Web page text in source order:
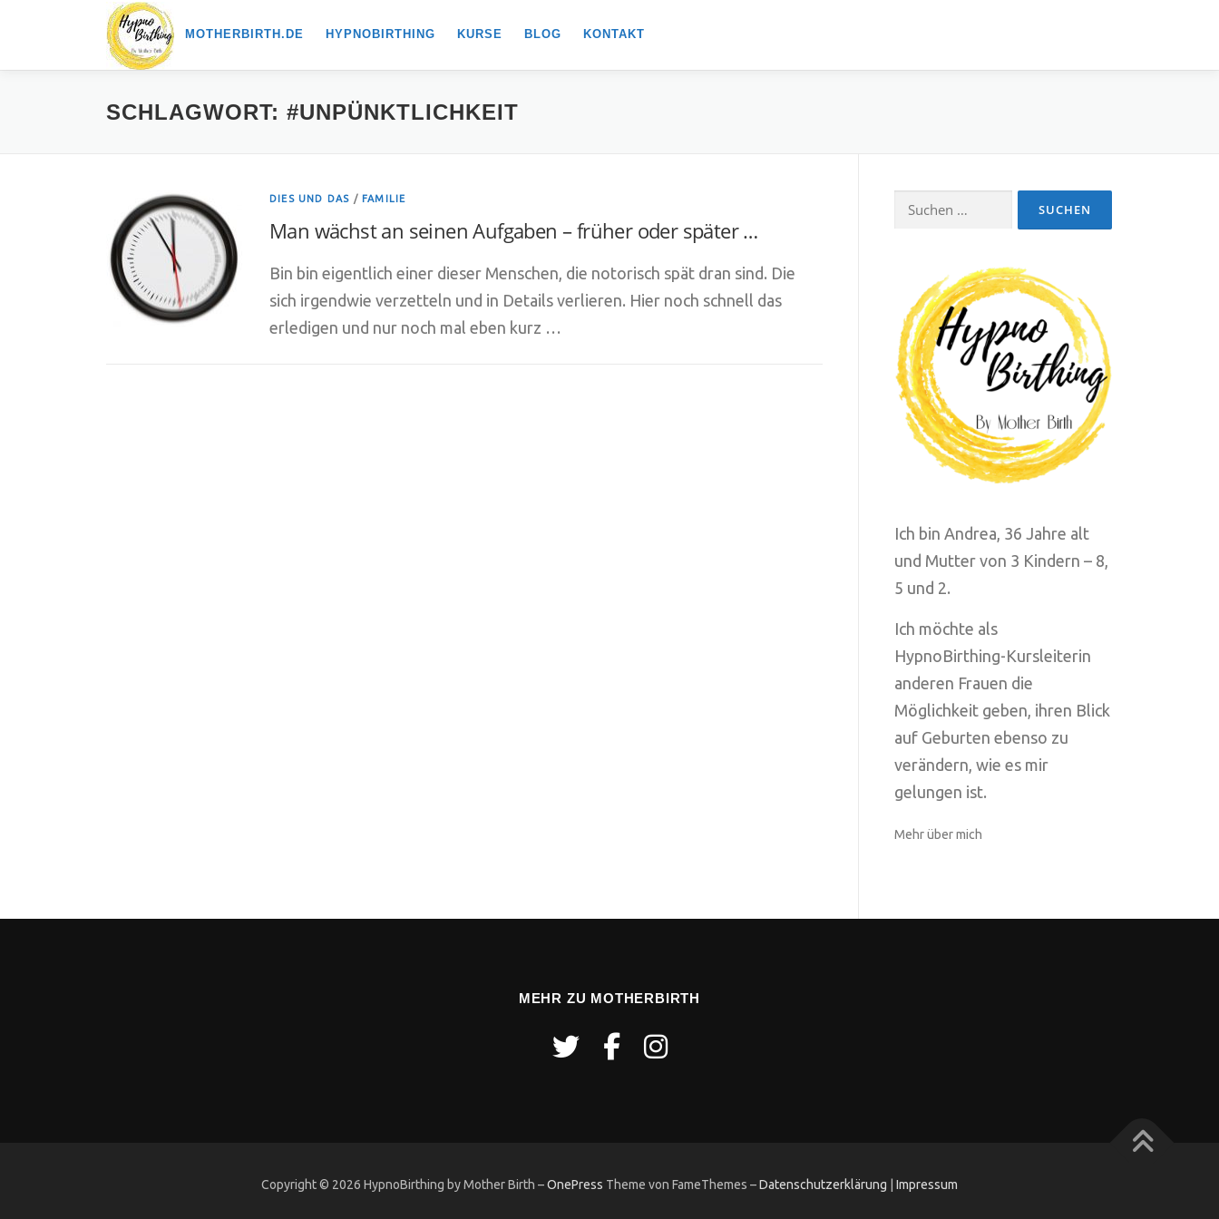
springen
MOTHERBIRTH.DE HYPNOBIRTHING KURSE BLOG KONTAKT
SCHLAGWORT: #UNPÜNKTLICHKEIT
DIES UND DAS / FAMILIE
Man wächst an seinen Aufgaben – früher oder später …
Bin bin eigentlich einer dieser Menschen, die notorisch spät dran sind. Die
sich irgendwie verzetteln und in Details verlieren. Hier noch schnell das
erledigen und nur noch mal eben kurz …
Suchen
Ich bin Andrea, 36 Jahre alt
und Mutter von 3 Kindern – 8,
5 und 2.
Ich möchte als
HypnoBirthing-Kursleiterin
anderen Frauen die
Möglichkeit geben, ihren Blick
auf Geburten ebenso zu
verändern, wie es mir
gelungen ist.
Mehr über mich
MEHR ZU MOTHERBIRTH
Copyright © 2026 HypnoBirthing by Mother Birth –OnePress Theme von FameThemes –Datenschutzerklärung Impressum